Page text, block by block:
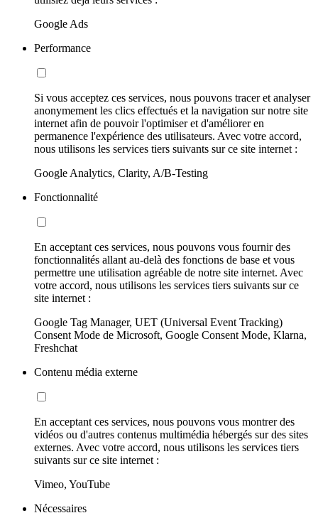
Google Ads
Performance
Si vous acceptez ces services, nous pouvons tracer et analyser
anonymement les clics effectués et la navigation sur notre site
internet afin de pouvoir l'optimiser et d'améliorer en
permanence l'expérience des utilisateurs. Avec votre accord,
nous utilisons les services tiers suivants sur ce site internet :
Google Analytics, Clarity, A/B-Testing
Fonctionnalité
En acceptant ces services, nous pouvons vous fournir des
fonctionnalités allant au-delà des fonctions de base et vous
permettre une utilisation agréable de notre site internet. Avec
votre accord, nous utilisons les services tiers suivants sur ce
site internet :
Google Tag Manager, UET (Universal Event Tracking)
Consent Mode de Microsoft, Google Consent Mode, Klarna,
Freshchat
Contenu média externe
En acceptant ces services, nous pouvons vous montrer des
vidéos ou d'autres contenus multimédia hébergés sur des sites
externes. Avec votre accord, nous utilisons les services tiers
suivants sur ce site internet :
Vimeo, YouTube
Nécessaires